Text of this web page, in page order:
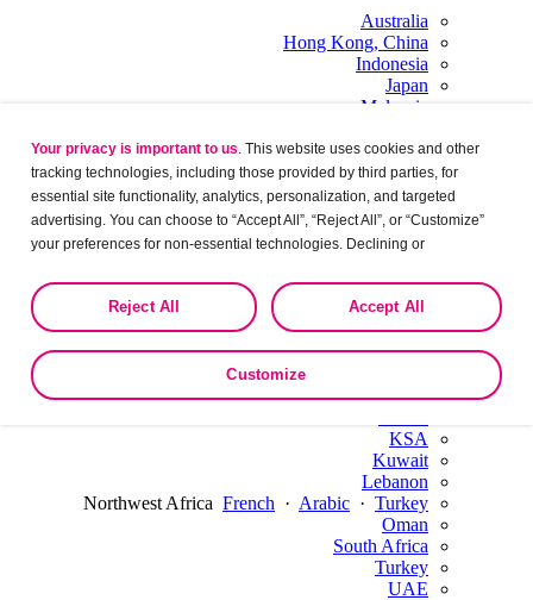
Australia
Hong Kong, China
Indonesia
Japan
Malaysia
Philippines
Singapore
South Korea
Taiwan
Thailand
Vietnam
Middle East & Africa
Organon
Israel
KSA
Kuwait
Lebanon
Northwest Africa French · Arabic · Turkey
Oman
South Africa
Turkey
UAE
Your privacy is important to us . This website uses cookies and other
tracking technologies, including those provided by third parties, for
essential site functionality, analytics, personalization, and targeted
advertising. You can choose to “Accept All”, “Reject All”, or “Customize”
your preferences for non-essential technologies. Declining or
the collection, use, storage, and disclosure of your data in other contexts
as described in the terms of our
Privacy Policy
. Accept All
Reject All
Customize